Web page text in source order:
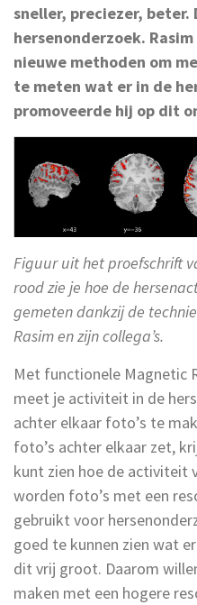
sneller, preciezer,
hersenonderzoek.
nieuwe methoden om
te meten wat er in de
promoveerde hij op dit
Figuur uit het proefschrift
rood zie je hoe de
gemeten dankzij de
Rasim en zijn collega’s.
Met functionele Magnetic
meet je activiteit in de
achter elkaar foto’s te
foto’s achter elkaar zet,
kunt zien hoe de activiteit
worden foto’s met een
gebruikt voor
goed te kunnen zien wat
dit vrij groot. Daarom
maken met een hogere